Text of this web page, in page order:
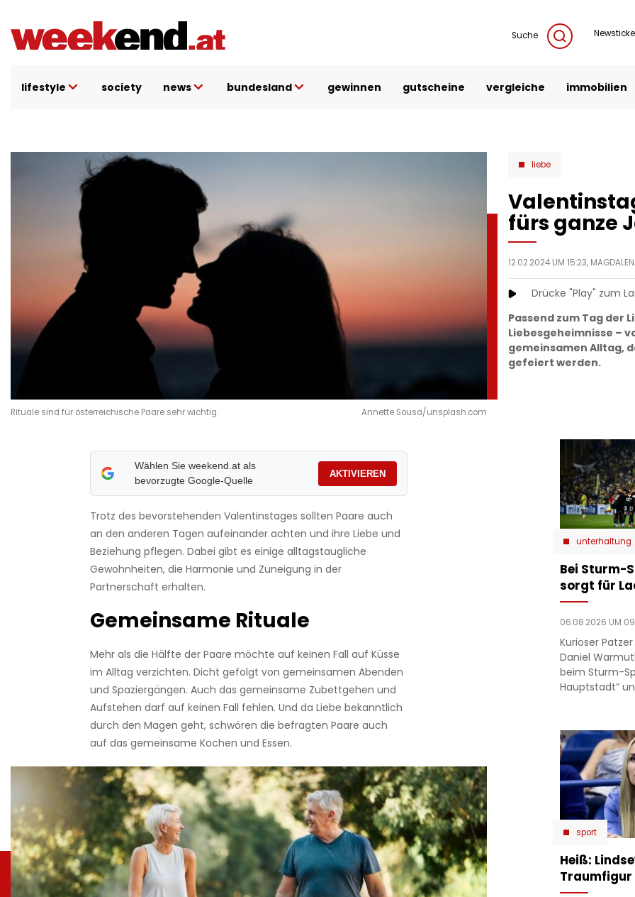
Inhalt
Suche
lifestyle society news bundesland gewinnen gutscheine vergleiche immobilien
Rituale sind für österreichische Paare sehr wichtig. Annette Sousa/unsplash.com
liebe
fürs ganze
12.02.2024 UM 15:23,
Drücke "Play" zum
Passend zum Tag der
Liebesgeheimnisse –
gemeinsamen Alltag,
gefeiert werden.
Wählen Sie weekend.at als
bevorzugte Google-Quelle
AKTIVIEREN
Trotz des bevorstehenden Valentinstages sollten Paare auch
an den anderen Tagen aufeinander achten und ihre Liebe und
Beziehung pflegen. Dabei gibt es einige alltagstaugliche
Gewohnheiten, die Harmonie und Zuneigung in der
Partnerschaft erhalten.
Gemeinsame Rituale
Mehr als die Hälfte der Paare möchte auf keinen Fall auf Küsse
im Alltag verzichten. Dicht gefolgt von gemeinsamen Abenden
und Spaziergängen. Auch das gemeinsame Zubettgehen und
Aufstehen darf auf keinen Fall fehlen. Und da Liebe bekanntlich
durch den Magen geht, schwören die befragten Paare auch
auf das gemeinsame Kochen und Essen.
unterhaltung
Bei Sturm-
sorgt für
06.08.2026 UM
Kurioser
Daniel
beim Sturm-
Hauptstadt”
sport
Heiß:
Traumfigur